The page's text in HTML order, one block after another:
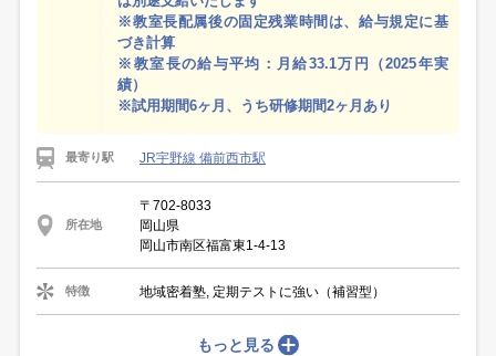
※教室長配属後の固定残業時間は、給与規定に基
づき計算
※教室長の給与平均：月給33.1万円（2025年実
績）
※試用期間6ヶ月、うち研修期間2ヶ月あり
最寄り駅 JR宇野線 備前西市駅
所在地
〒702-8033
岡山県
岡山市南区福富東1-4-13
特徴 地域密着塾, 定期テストに強い（補習型）
もっと見る